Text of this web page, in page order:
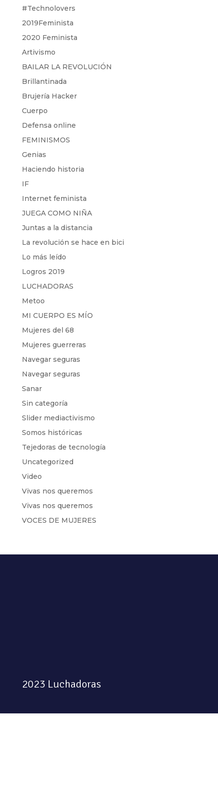
#Technolovers
2019Feminista
2020 Feminista
Artivismo
BAILAR LA REVOLUCIÓN
Brillantinada
Brujería Hacker
Cuerpo
Defensa online
FEMINISMOS
Genias
Haciendo historia
IF
Internet feminista
JUEGA COMO NIÑA
Juntas a la distancia
La revolución se hace en bici
Lo más leído
Logros 2019
LUCHADORAS
Metoo
MI CUERPO ES MÍO
Mujeres del 68
Mujeres guerreras
Navegar seguras
Navegar seguras
Sanar
Sin categoría
Slider mediactivismo
Somos históricas
Tejedoras de tecnología
Uncategorized
Video
Vivas nos queremos
Vivas nos queremos
VOCES DE MUJERES
2023 Luchadoras